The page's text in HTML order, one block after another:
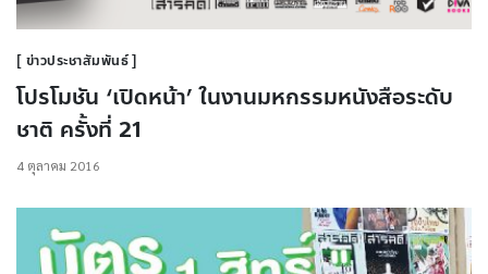
ข่าวประชาสัมพันธ์
โปรโมชัน ‘เปิดหน้า’ ในงานมหกรรมหนังสือระดับ
ชาติ ครั้งที่ 21
4 ตุลาคม 2016